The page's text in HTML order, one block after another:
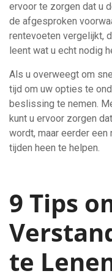
ervoor te zorgen dat u
de afgesproken
rentevoeten vergelijkt,
leent wat u echt nodig
Als u overweegt om
tijd om uw opties te
beslissing te nemen.
kunt u ervoor zorgen
wordt, maar eerder
tijden heen te helpen.
9 Tips
te